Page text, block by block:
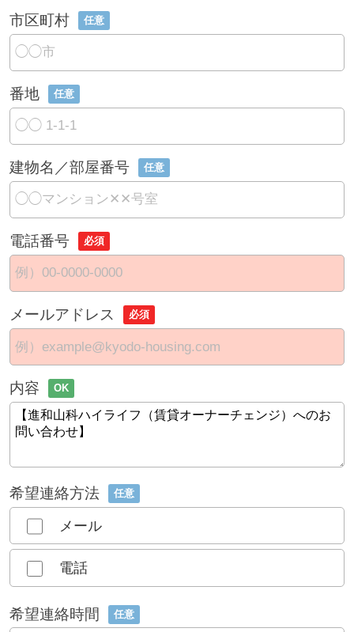
市区町村 任意
番地 任意
建物名／部屋番号 任意
電話番号 必須
メールアドレス 必須
内容 OK
希望連絡方法 任意
メール
電話
希望連絡時間 任意